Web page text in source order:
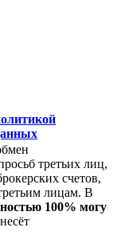
третьих лиц,
счетов,
лицам. В
100% могу